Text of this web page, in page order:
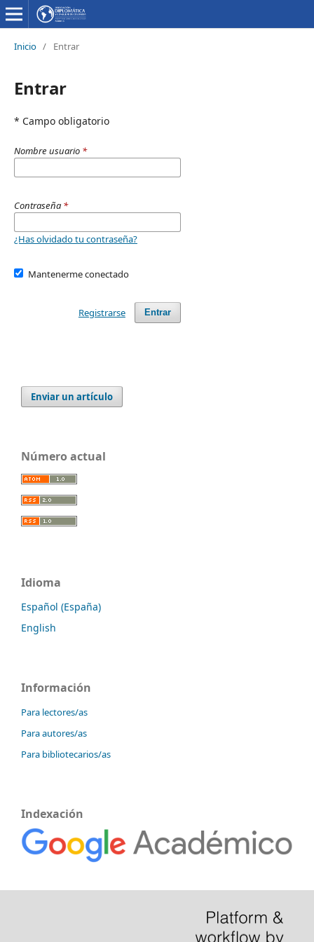
Inicio / Entrar
Entrar
* Campo obligatorio
Nombre usuario *
Contraseña *
¿Has olvidado tu contraseña?
Mantenerme conectado
Entrar
Registrarse
Enviar un artículo
Número actual
Idioma
Español (España)
English
Información
Para lectores/as
Para autores/as
Para bibliotecarios/as
Indexación